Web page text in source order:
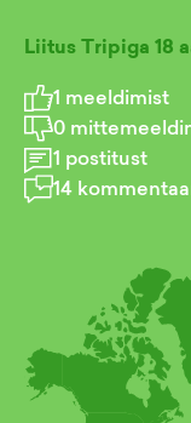
Liitus Tripiga 18
1 meeldimist
0
1 postitust
14